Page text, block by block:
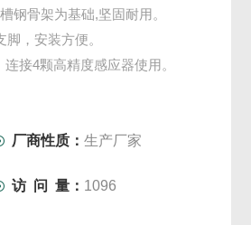
钢骨架为基础,坚固耐用。
，安装方便。
接4颗高精度感应器使用。
市场
厂商性质：生产厂家
访 问 量： 1096